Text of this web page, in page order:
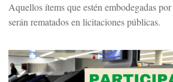
Aquellos ítems que estén embodegadas
serán rematados en licitaciones públicas.